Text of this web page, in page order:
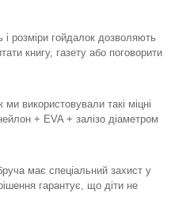
і розміри гойдалок дозволяють
книгу, газету або поговорити
використовували такі міцні
+ EVA + залізо діаметром
має спеціальний захист у
гарантує, що діти не